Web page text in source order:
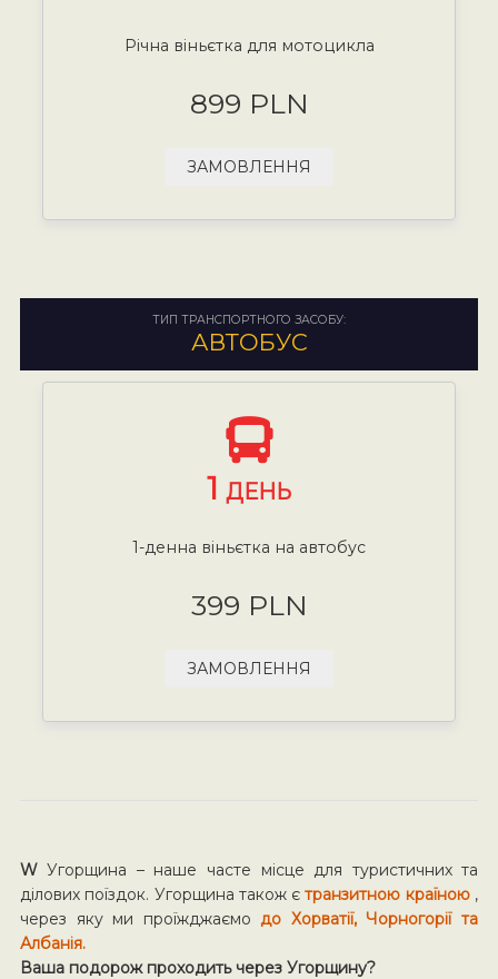
Річна віньєтка для мотоцикла
899 PLN
ЗАМОВЛЕННЯ
ТИП ТРАНСПОРТНОГО ЗАСОБУ:
АВТОБУС
1 ДЕНЬ
1-денна віньєтка на автобус
399 PLN
ЗАМОВЛЕННЯ
WУгорщина – наше часте місце для туристичних та
ділових поїздок. Угорщина також єтранзитною країною ,
через яку ми проїжджаємо до Хорватії, Чорногорії та
Албанія.
Ваша подорож проходить через Угорщину?